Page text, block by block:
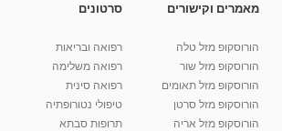
המתגלצ’ת ללא קמח
38.5k צפיות
מאמרים וקישורים
הורוסקופ מזל טלה
הורוסקופ מזל שור
הורוסקופ מזל תאומים
הורוסקופ מזל סרטן
הורוסקופ מזל אריה
סרטונים
רפואה ובריאות
רפואה משלימה
רפואה סינית
טיפולי נטורופתיה
תרופות סבתא